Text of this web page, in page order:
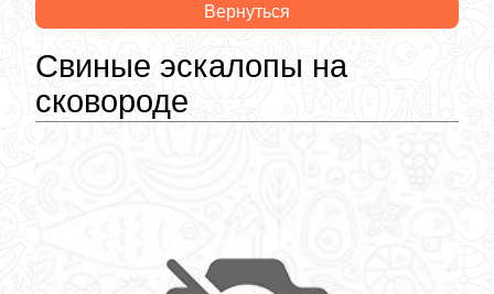
Вернуться
Свиные эскалопы на
сковороде